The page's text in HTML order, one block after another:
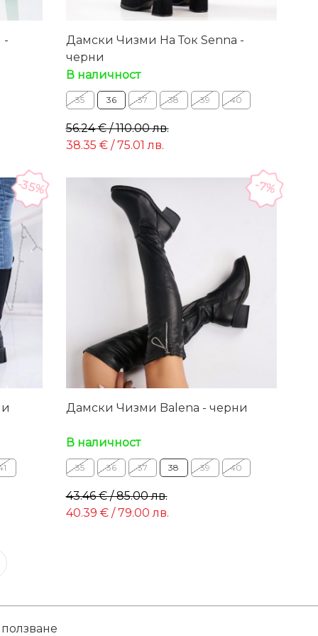
-
Дамски Чизми На Ток Senna -
черни
В наличност
35 36 37 38 39 40
56.24 € / 110.00 лв.
38.35 € / 75.01 лв.
-35% -7%
Дамски Чизми Balena - черни
В наличност
35 36 37 38 39 40
43.46 € / 85.00 лв.
40.39 € / 79.00 лв.